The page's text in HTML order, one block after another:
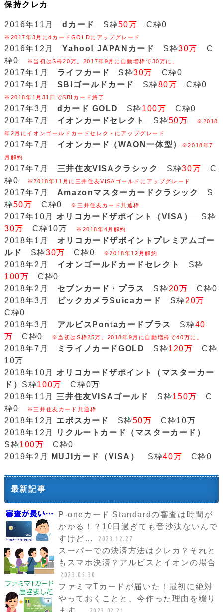
保持クレカ
2016年11月dカードS枠50万C枠0
※2017年3月にdカードGOLDにアップグレード
2016年12月Yahoo! JAPANカード S枠30万
C
枠0
※当初はS枠20万。2017年9月に自動増枠で30万に。
2017年1月 ライフカード S枠30万
C枠0
2017年1月SBIゴールドカードS枠80万C枠0
※2018年1月31日でSBIカード終了
2017年3月 dカード GOLD S枠100万 C枠0
2017年7月イオンカードセレクトS枠50万
※2018
年2月にイオンゴールドカードセレクトにアップグレード
2017年7月イオンカード（WAON一体型）※2018年7
月解約
2017年7月三井住友VISAクラシックS枠30万C
枠0
※2018年11月に三井住友VISAゴールドにアップグレード
2017年7月 Amazonマスターカードクラシック
S
枠50万 C枠0 ※三井住友カード共通枠
2017年10月オリコカードザポイント（VISA）S枠
30万C枠10万 ※2018年4月解約
2018年1月オリコカードザポイントプレミアムゴー
ルドS枠30万C枠0 ※2018年12月解約
2018年2月 イオンゴールドカードセレクト
S枠
100万 C枠0
2018年2月 セブンカード・プラス S枠20万 C枠0
2018年3月
ビックカメラSuicaカード S枠20万
C枠0
2018年3月 アルビスPontaカードプラス S枠40
万 C枠0 ※当初はS枠25万。2018年9月に自動増枠で40万に。
2018年7月 ミライノカードGOLD S枠120万 C枠
10万
2018年10月 オリコカードザポイント（マスターカー
ド） S枠100万
C枠0万
2018年11月 三井住友VISAゴールド S枠150万
C
枠0
※三井住友カード共通枠
2018年12月 エポスカード S枠50万 C枠10万
2018年12月
リクルートカード（マスターカード）
S枠100万 C枠0
2019年2月
MUJIカード（VISA） S枠40万 C枠0
最新記事
P-oneカード Standardの審査は時間が
かかる！？10日過ぎても音沙汰ないんで
すけど…
2023.12.27
スーパーでの決済方法はクレカ？それと
もスマホ決済？アルビスとイオンの場合
2023.05.30
ファミマTカードが届いた！最初に絶対
やっておくことと、今作った理由を綴り